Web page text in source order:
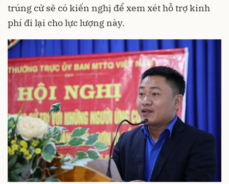
trúng cử sẽ có kiến nghị để xem xét hỗ trợ kinh
phí đi lại cho lực lượng này.